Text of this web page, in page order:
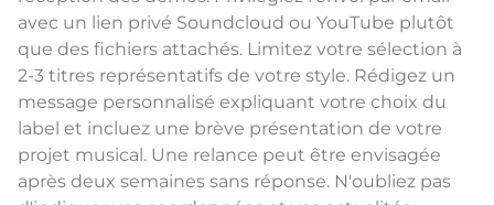
avec un lien privé Soundcloud ou YouTube plutôt
que des fichiers attachés. Limitez votre sélection à
2-3 titres représentatifs de votre style. Rédigez un
message personnalisé expliquant votre choix du
label et incluez une brève présentation de votre
projet musical. Une relance peut être envisagée
après deux semaines sans réponse. N'oubliez pas